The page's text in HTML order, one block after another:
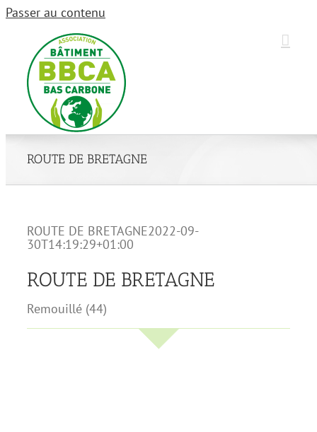
Passer au contenu
ROUTE DE BRETAGNE
ROUTE DE BRETAGNE2022-09-
30T14:19:29+01:00
ROUTE DE BRETAGNE
Remouillé (44)